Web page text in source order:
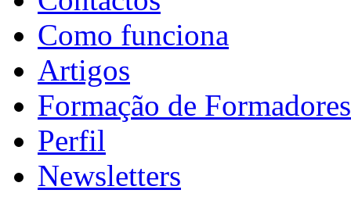
Como funciona
Artigos
Formação de Formadores
Perfil
Newsletters